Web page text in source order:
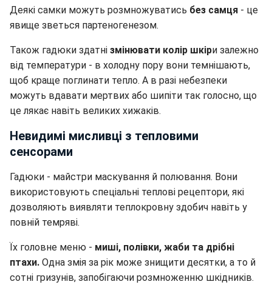
Деякі самки можуть розмножуватись без самця - це
явище зветься партеногенезом.
Також гадюки здатні змінювати колір шкіри залежно
від температури - в холодну пору вони темнішають,
щоб краще поглинати тепло. А в разі небезпеки
можуть вдавати мертвих або шипіти так голосно, що
це лякає навіть великих хижаків.
Невидимі мисливці з тепловими
сенсорами
Гадюки - майстри маскування й полювання. Вони
використовують спеціальні теплові рецептори, які
дозволяють виявляти теплокровну здобич навіть у
повній темряві.
Їх головне меню - миші, полівки, жаби та дрібні
птахи. Одна змія за рік може знищити десятки, а то й
сотні гризунів, запобігаючи розмноженню шкідників.